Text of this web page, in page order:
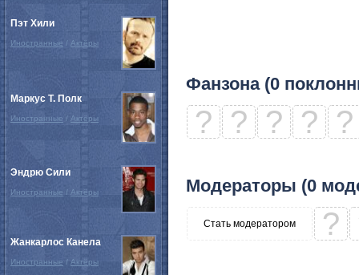
Фанзона (0
? ? ? ? ?
Модераторы (0
Стать модератором ?
Пэт Хили
Иностранные / Актёры
Маркус Т. Полк
Иностранные / Актёры
Эндрю Сили
Иностранные / Актёры
Жанкарлос Канела
Иностранные / Актёры